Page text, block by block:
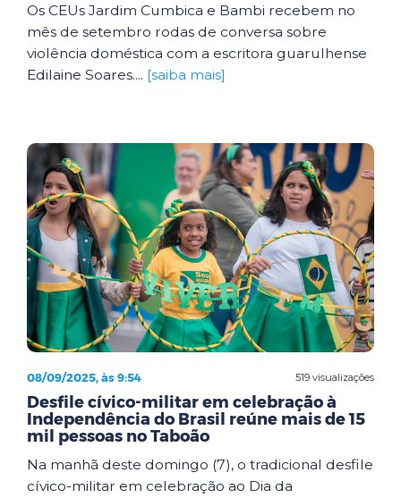
Os CEUs Jardim Cumbica e Bambi recebem no
mês de setembro rodas de conversa sobre
violência doméstica com a escritora guarulhense
Edilaine Soares.... [saiba mais]
519 visualizações
08/09/2025, às 9:54
Desfile cívico-militar em celebração à
Independência do Brasil reúne mais de 15
mil pessoas no Taboão
Na manhã deste domingo (7), o tradicional desfile
cívico-militar em celebração ao Dia da